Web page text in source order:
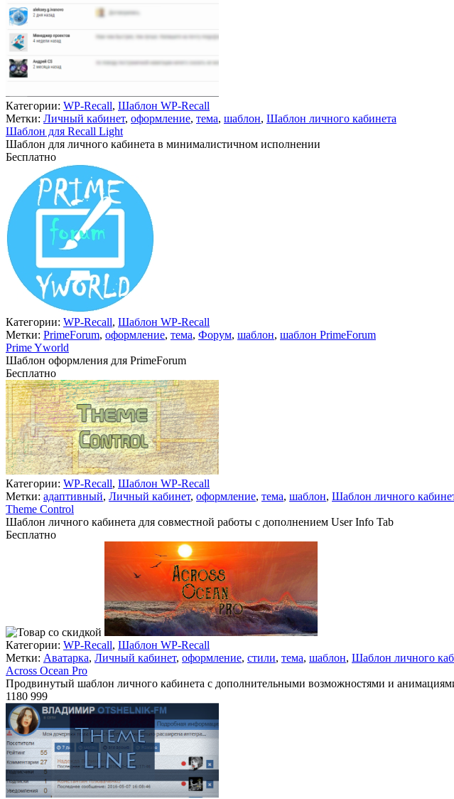
Категории: WP-Recall, Шаблон WP-Recall
Метки: Личный кабинет, оформление, тема, шаблон, Шаблон личного кабинета
Шаблон для Recall Light
Шаблон для личного кабинета в минималистичном исполнении
Бесплатно
Категории: WP-Recall, Шаблон WP-Recall
Метки: PrimeForum, оформление, тема, Форум, шаблон, шаблон PrimeForum
Prime Yworld
Шаблон оформления для PrimeForum
Бесплатно
Категории: WP-Recall, Шаблон WP-Recall
Метки: адаптивный, Личный кабинет, оформление, тема, шаблон, Шаблон личного
Theme Control
Шаблон личного кабинета для совместной работы с дополнением User Info Tab
Бесплатно
Категории: WP-Recall, Шаблон WP-Recall
Метки: Аватарка, Личный кабинет, оформление, стили, тема, шаблон, Шаблон личного
Across Ocean Pro
Продвинутый шаблон личного кабинета с дополнительными возможностями и
1180 999